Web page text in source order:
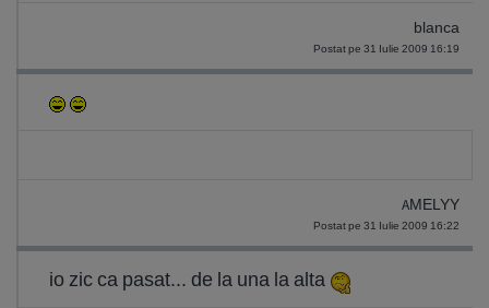
blanca
Postat pe 31 Iulie 2009 16:19
AMELYY
Postat pe 31 Iulie 2009 16:22
io zic ca pasat... de la una la alta